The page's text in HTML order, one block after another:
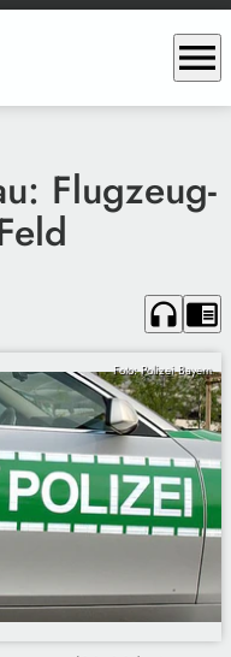
menu
Flugzeug-
headphones chrome_reader_mode
Foto: Polizei Bayern